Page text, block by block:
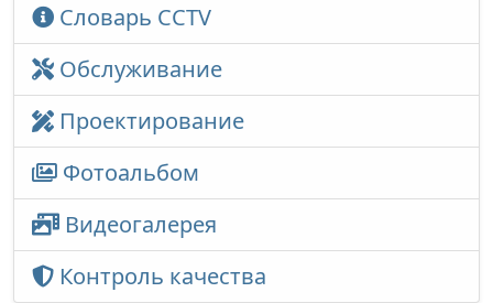
Словарь CCTV
Обслуживание
Проектирование
Фотоальбом
Видеогалерея
Контроль качества